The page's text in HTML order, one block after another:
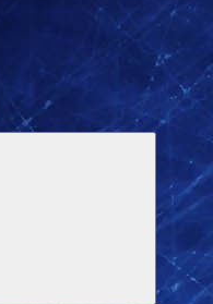
дочернее